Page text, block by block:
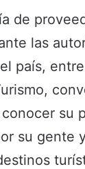
de
las
país,
su
su gente